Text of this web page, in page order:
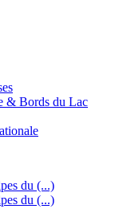
& Bords du Lac
du (...)
du (...)